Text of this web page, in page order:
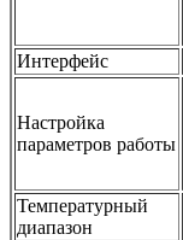
Интерфейс
Настройка
параметров работы
Температурный
диапазон